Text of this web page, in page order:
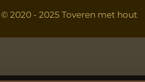
© 2020 - 2025 Toveren met hout